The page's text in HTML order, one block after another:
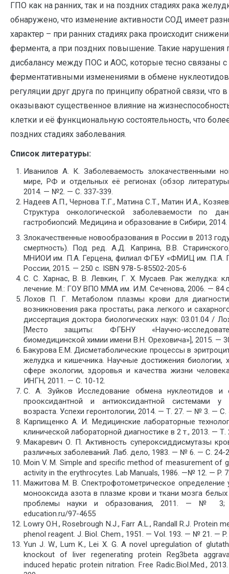
ГПО как на ранних, так и на поздних стадиях рака
обнаружено, что изменение активности СОД имеет
характер – при ранних стадиях рака происходит
фермента, а при поздних повышение. Такие нарушения
дисбалансу между ПОС и АОС, которые тесно связаны с
ферментативными изменениями в обмене
регуляции друг друга по принципу обратной связи, что
оказывают существенное влияние на
клетки и её функциональную состоятельность, что
поздних стадиях заболевания.
Список литературы:
Иванилов А. К. Заболеваемость злокачественными
мире, РФ и отдельных её регионах (обзор
2014. — №2. — С. 337-339.
Надеев А.П., Чернова Т.Г., Матина С.Т., Матин И.А.,
Структура онкологической заболеваемости по
гастробиопсий. Медицина и образование в Сибири,
Злокачественные новообразования в России в 2013
смертность). Под ред. А.Д. Каприна, В.В.
МНИОИ им. П.А. Герцена, филиал ФГБУ «ФМИЦ им. П.А.
России, 2015. — 250 с. ISBN 978-5-85502-205-6
С. С. Харнас, В. В. Левкин, Г. Х. Мусаев. Рак желудка:
лечение. М.: ГОУ ВПО ММА им. И.М. Сеченова, 2006. — 84
Лохов П. Г. Метаболом плазмы крови для
возникновения рака простаты, рака легкого и
диссертация доктора биологических наук: 03.01.04 /
[Место защиты: ФГБНУ «Научно-
биомедицинской химии имени В.Н. Ореховича»], 2015. —
Бакурова Е.М. Дисметаболические процессы в
желудка и кишечника. Научные достижения биологии,
сфере экологии, здоровья и качества жизни
ИНГН, 2011. — С. 10-12.
С. А. Зуйков Исследование обмена нуклеотидов и
прооксидантной и антиоксидантной системами у
возраста. Успехи геронтологии, 2014. — Т. 27. — № 3. — С.
Карпищенко А. И. Медицинские лабораторные
клинической лабораторной диагностике в 2 т., 2013. —
Макаревич О. П. Активность супероксиддисмутазы
различных заболеваний. Лаб. дело, 1983. — № 6. — С. 24-
Moin V. M. Simple and specific method of measurement of
activity in the erythrocytes. Lab Manuals, 1986. —№ 12. — P.
Мажитова М. В. Спектрофотометрическое определение
монооксида азота в плазме крови и ткани мозга
проблемы науки и образования, 2011. — № 3;
education.ru/97-4655
Lowry O.H., Rosebrough N.J., Farr A.L., Randall R.J. Protein
phenol reagent. J. Biol. Chem., 1951. — Vol. 193. — № 21. — P.
Yun J. W., Lum K., Lei X. G. A novel upregulation of
knockout of liver regenerating protein Reg3beta
induced hepatic protein nitration. Free Radic.Biol.Med.,